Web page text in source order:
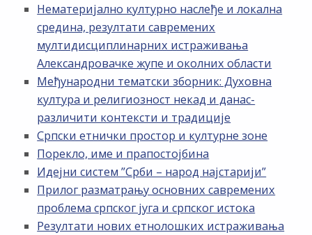
Нематеријално културно наслеђе и локална
средина, резултати савремених
мултидисциплинарних истраживања
Александровачке жупе и околних области
Међународни тематски зборник: Духовна
култура и религиозност некад и данас-
различити контексти и традиције
Српски етнички простор и културне зоне
Порекло, име и прапостојбина
Идејни систем ”Срби – народ најстарији”
Прилог разматрању основних савремених
проблема српског југа и српског истока
Резултати нових етнолошких истраживања